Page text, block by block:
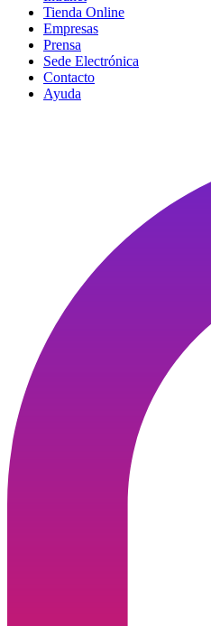
Tienda Online
Empresas
Prensa
Sede Electrónica
Contacto
Ayuda